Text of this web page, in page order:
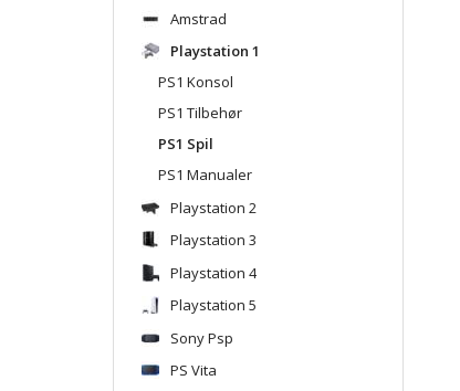
Amstrad
Playstation 1
PS1 Konsol
PS1 Tilbehør
PS1 Spil
PS1 Manualer
Playstation 2
Playstation 3
Playstation 4
Playstation 5
Sony Psp
PS Vita